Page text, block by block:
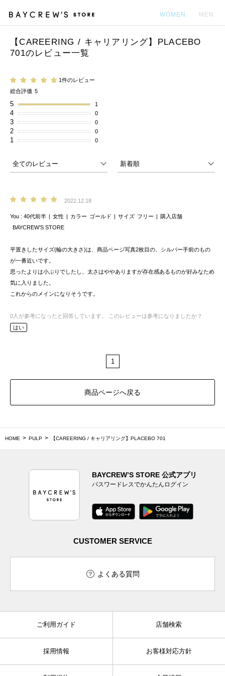
WOMEN MEN
【CAREERING / キャリアリング】PLACEBO
701のレビュー一覧
1件のレビュー
総合評価 5
5 1
4 0
3 0
2 0
1 0
2022.12.18
You 40代前半 女性 カラー ゴールド サイズ フリー
購入店舗
BAYCREW’S STORE
平置きしたサイズ(輪の大きさ)は、商品ページ写真2枚目の、シルバー手前のもの
が一番近いです。
思ったよりは小ぶりでしたし、太さはややありますが存在感あるものが好みなため
気に入りました。
これからのメインになりそうです。
0 人が参考になったと回答しています。
このレビューは参考になりましたか？
はい
1
商品ページへ戻る
HOME PULP 【CAREERING / キャリアリング】PLACEBO 701
BAYCREW’S STORE 公式アプリ
パスワードレスでかんたんログイン
CUSTOMER SERVICE
よくある質問
ご利用ガイド 店舗検索
採用情報 お客様対応方針